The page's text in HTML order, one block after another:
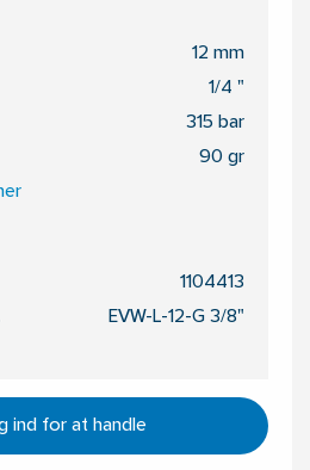
12 mm
1/4 "
315 bar
90 gr
1104413
EVW-L-12-G 3/8"
ind for at handle